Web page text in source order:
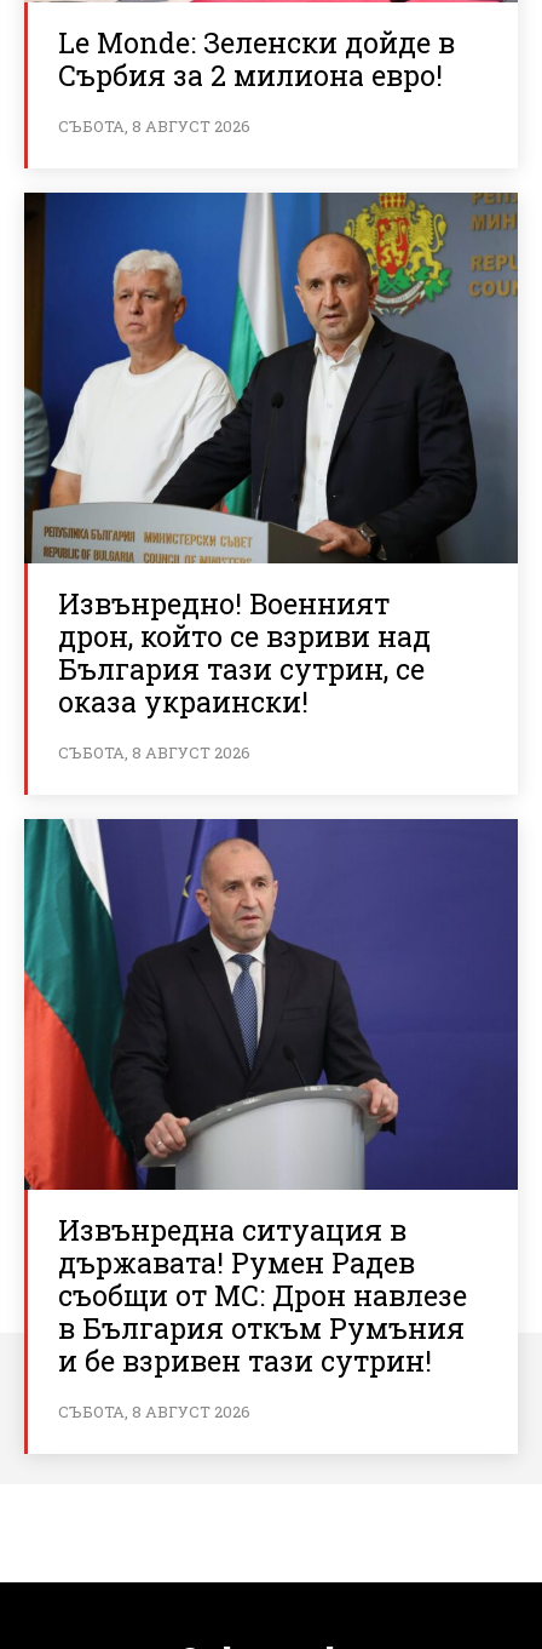
Le Monde: Зеленски дойде в
Сърбия за 2 милиона евро!
СЪБОТА, 8 АВГУСТ 2026
Извънредно! Военният
дрон, който се взриви над
България тази сутрин, се
оказа украински!
СЪБОТА, 8 АВГУСТ 2026
Извънредна ситуация в
държавата! Румен Радев
съобщи от МС: Дрон навлезе
в България откъм Румъния
и бе взривен тази сутрин!
СЪБОТА, 8 АВГУСТ 2026